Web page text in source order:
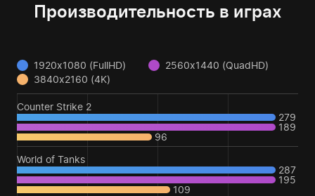
Производительность в играх
1920x1080 (FullHD)
2560x1440 (QuadHD)
3840x2160 (4K)
Counter Strike 2
279
189
96
World of Tanks
287
195
109